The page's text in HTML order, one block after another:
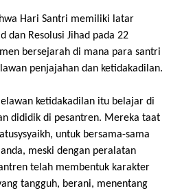
Hari Santri memiliki latar
dan Resolusi Jihad pada 22
bersejarah di mana para santri
penjajahan dan ketidakadilan.
ketidakadilan itu belajar di
dididik di pesantren. Mereka taat
untuk bersama-sama
meski dengan peralatan
telah membentuk karakter
tangguh, berani, menentang